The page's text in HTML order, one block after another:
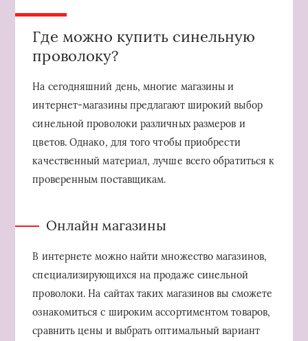
Где можно купить синельную
проволоку?
На сегодняшний день, многие магазины и
интернет-магазины предлагают широкий выбор
синельной проволоки различных размеров и
цветов. Однако, для того чтобы приобрести
качественный материал, лучше всего обратиться к
проверенным поставщикам.
Онлайн магазины
В интернете можно найти множество магазинов,
специализирующихся на продаже синельной
проволоки. На сайтах таких магазинов вы сможете
ознакомиться с широким ассортиментом товаров,
сравнить цены и выбрать оптимальный вариант